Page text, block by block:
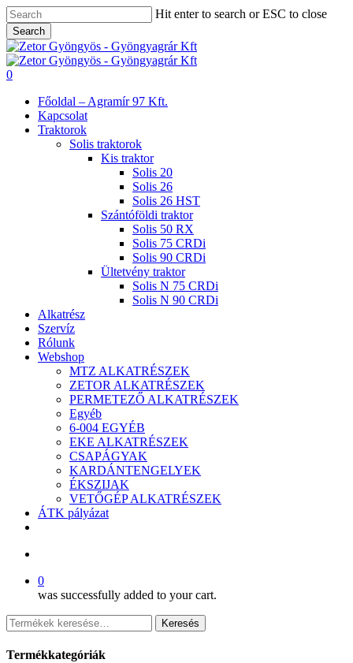
Skip
to
main
content
Hit enter to search or ESC to close
Search
Close
Search
search
0
Főoldal – Agramír 97 Kft.
Kapcsolat
Traktorok
Solis traktorok
Kis traktor
Solis 20
Solis 26
Solis 26 HST
Szántóföldi traktor
Solis 50 RX
Solis 75 CRDi
Solis 90 CRDi
Ültetvény traktor
Solis N 75 CRDi
Solis N 90 CRDi
Alkatrész
Szervíz
Rólunk
Webshop
MTZ ALKATRÉSZEK
ZETOR ALKATRÉSZEK
PERMETEZŐ ALKATRÉSZEK
Egyéb
6-004 EGYÉB
EKE ALKATRÉSZEK
CSAPÁGYAK
KARDÁNTENGELYEK
ÉKSZIJAK
VETŐGÉP ALKATRÉSZEK
ÁTK pályázat
0
was successfully added to your cart.
Keresés
a
következőre:
Keresés
Termékkategóriák